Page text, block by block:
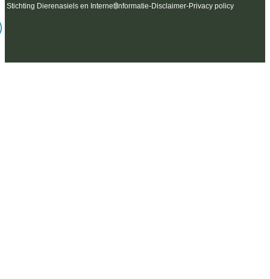
Stichting Dierenasiels en Internet Informatie-Disclaimer-Privacy policy